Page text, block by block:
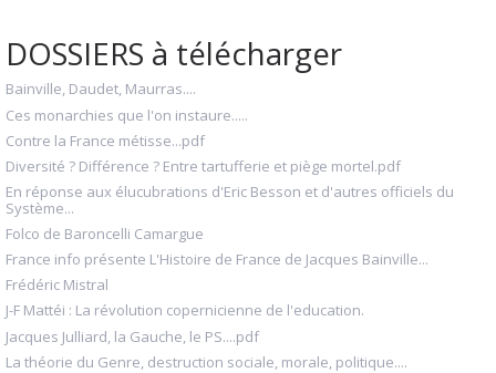
DOSSIERS à télécharger
Bainville, Daudet, Maurras....
Ces monarchies que l'on instaure.....
Contre la France métisse...pdf
Diversité ? Différence ? Entre tartufferie et piège mortel.pdf
En réponse aux élucubrations d'Eric Besson et d'autres officiels du
Système...
Folco de Baroncelli Camargue
France info présente L'Histoire de France de Jacques Bainville...
Frédéric Mistral
J-F Mattéi : La révolution copernicienne de l'education.
Jacques Julliard, la Gauche, le PS....pdf
La théorie du Genre, destruction sociale, morale, politique....